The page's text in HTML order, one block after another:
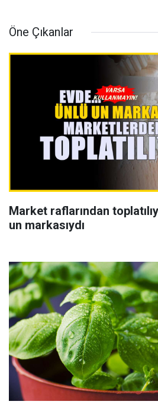
Öne Çıkanlar
Market raflarından
un markasıydı